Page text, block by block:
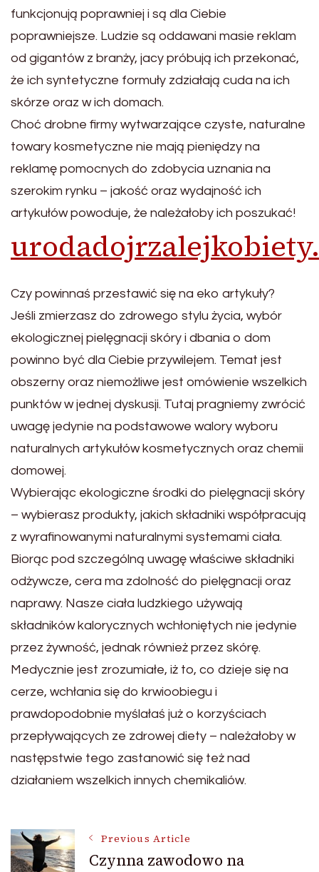
funkcjonują poprawniej i są dla Ciebie
poprawniejsze. Ludzie są oddawani masie reklam
od gigantów z branży, jacy próbują ich przekonać,
że ich syntetyczne formuły zdziałają cuda na ich
skórze oraz w ich domach.
Choć drobne firmy wytwarzające czyste, naturalne
towary kosmetyczne nie mają pieniędzy na
reklamę pomocnych do zdobycia uznania na
szerokim rynku – jakość oraz wydajność ich
artykułów powoduje, że należałoby ich poszukać!
Czy powinnaś przestawić się na eko artykuły?
Jeśli zmierzasz do zdrowego stylu życia, wybór
ekologicznej pielęgnacji skóry i dbania o dom
powinno być dla Ciebie przywilejem. Temat jest
obszerny oraz niemożliwe jest omówienie wszelkich
punktów w jednej dyskusji. Tutaj pragniemy zwrócić
uwagę jedynie na podstawowe walory wyboru
naturalnych artykułów kosmetycznych oraz chemii
domowej.
Wybierając ekologiczne środki do pielęgnacji skóry
– wybierasz produkty, jakich składniki współpracują
z wyrafinowanymi naturalnymi systemami ciała.
Biorąc pod szczególną uwagę właściwe składniki
odżywcze, cera ma zdolność do pielęgnacji oraz
naprawy. Nasze ciała ludzkiego używają
składników kalorycznych wchłoniętych nie jedynie
przez żywność, jednak również przez skórę.
Medycznie jest zrozumiałe, iż to, co dzieje się na
cerze, wchłania się do krwioobiegu i
prawdopodobnie myślałaś już o korzyściach
przepływających ze zdrowej diety – należałoby w
następstwie tego zastanowić się też nad
działaniem wszelkich innych chemikaliów.
Post
Previous Article
Czynna zawodowo na